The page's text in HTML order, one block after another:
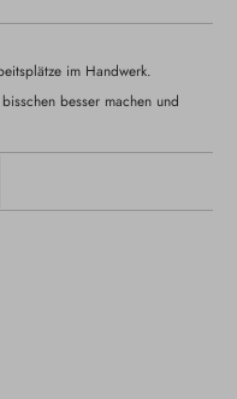
im Handwerk.
besser machen und